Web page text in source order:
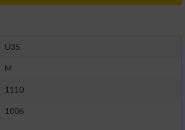
Ü35
M
1110
1006